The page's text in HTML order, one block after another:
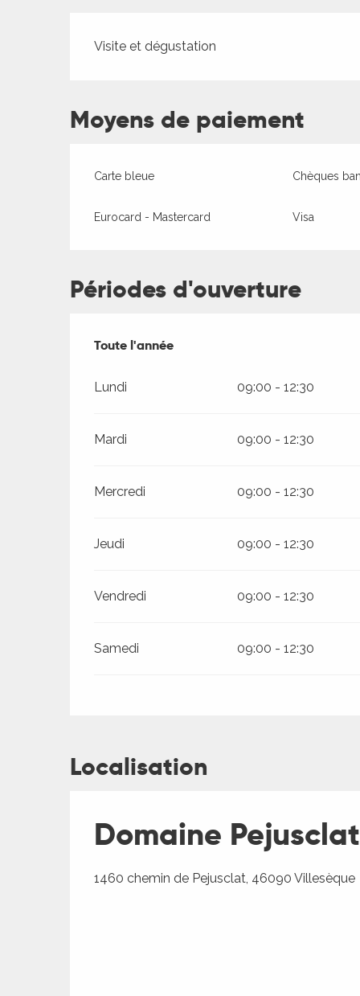
Tarifs 2026
Visite et dégustation
Moyens de paiement
Carte bleue Chèques
Eurocard - Mastercard Visa
Périodes d'ouverture
Toute l'année
Toute l'année
Lundi 09:00 - 12:30
Mardi 09:00 - 12:30
Mercredi 09:00 - 12:30
Jeudi 09:00 - 12:30
Vendredi 09:00 - 12:30
Samedi 09:00 - 12:30
Localisation
Domaine Pejusclat
1460 chemin de Pejusclat, 46090 Villesèque